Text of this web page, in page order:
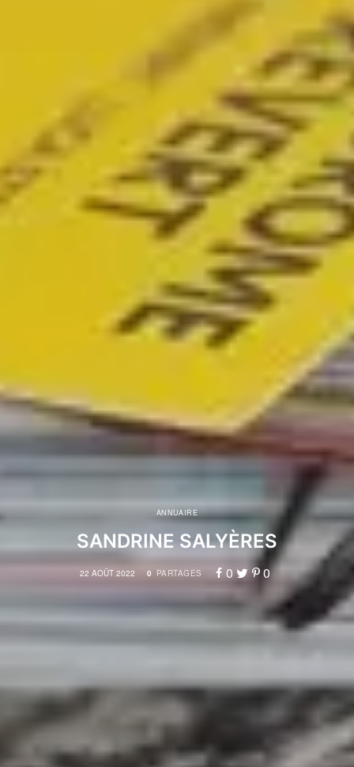
ANNUAIRE
SANDRINE SALYÈRES
22 AOÛT 2022 0 PARTAGES 0 0